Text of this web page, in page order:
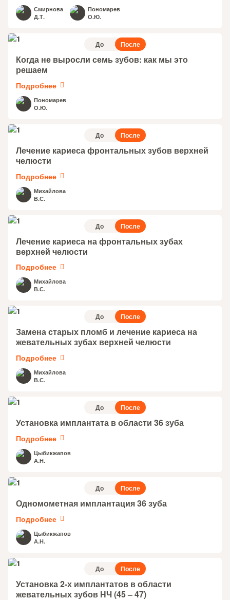
Смирнова
Д.Т.
Пономарев
О.Ю.
До После
Когда не выросли семь зубов: как мы это
решаем
Подробнее
Пономарев
О.Ю.
До После
Лечение кариеса фронтальных зубов верхней
челюсти
Подробнее
Михайлова
В.С.
До После
Лечение кариеса на фронтальных зубах
верхней челюсти
Подробнее
Михайлова
В.С.
До После
Замена старых пломб и лечение кариеса на
жевательных зубах верхней челюсти
Подробнее
Михайлова
В.С.
До После
Установка имплантата в области 36 зуба
Подробнее
Цыбикжапов
А.Н.
До После
Одномометная имплантация 36 зуба
Подробнее
Цыбикжапов
А.Н.
До После
Установка 2-х имплантатов в области
жевательных зубов НЧ (45 – 47)